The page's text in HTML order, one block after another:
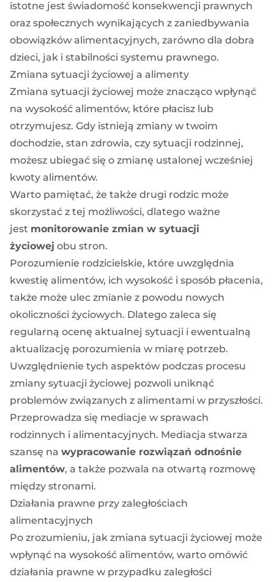
istotne jest świadomość konsekwencji prawnych
oraz społecznych wynikających z zaniedbywania
obowiązków alimentacyjnych, zarówno dla dobra
dzieci, jak i stabilności systemu prawnego.
Zmiana sytuacji życiowej a alimenty
Zmiana sytuacji życiowej może znacząco wpłynąć
na wysokość alimentów, które płacisz lub
otrzymujesz. Gdy istnieją zmiany w twoim
dochodzie, stan zdrowia, czy sytuacji rodzinnej,
możesz ubiegać się o zmianę ustalonej wcześniej
kwoty alimentów.
Warto pamiętać, że także drugi rodzic może
skorzystać z tej możliwości, dlatego ważne
jest monitorowanie zmian w sytuacji
życiowej obu stron.
Porozumienie rodzicielskie, które uwzględnia
kwestię alimentów, ich wysokość i sposób płacenia,
także może ulec zmianie z powodu nowych
okoliczności życiowych. Dlatego zaleca się
regularną ocenę aktualnej sytuacji i ewentualną
aktualizację porozumienia w miarę potrzeb.
Uwzględnienie tych aspektów podczas procesu
zmiany sytuacji życiowej pozwoli uniknąć
problemów związanych z alimentami w przyszłości.
Przeprowadza się mediacje w sprawach
rodzinnych i alimentacyjnych. Mediacja stwarza
szansę na wypracowanie rozwiązań odnośnie
alimentów, a także pozwala na otwartą rozmowę
między stronami.
Działania prawne przy zaległościach
alimentacyjnych
Po zrozumieniu, jak zmiana sytuacji życiowej może
wpłynąć na wysokość alimentów, warto omówić
działania prawne w przypadku zaległości